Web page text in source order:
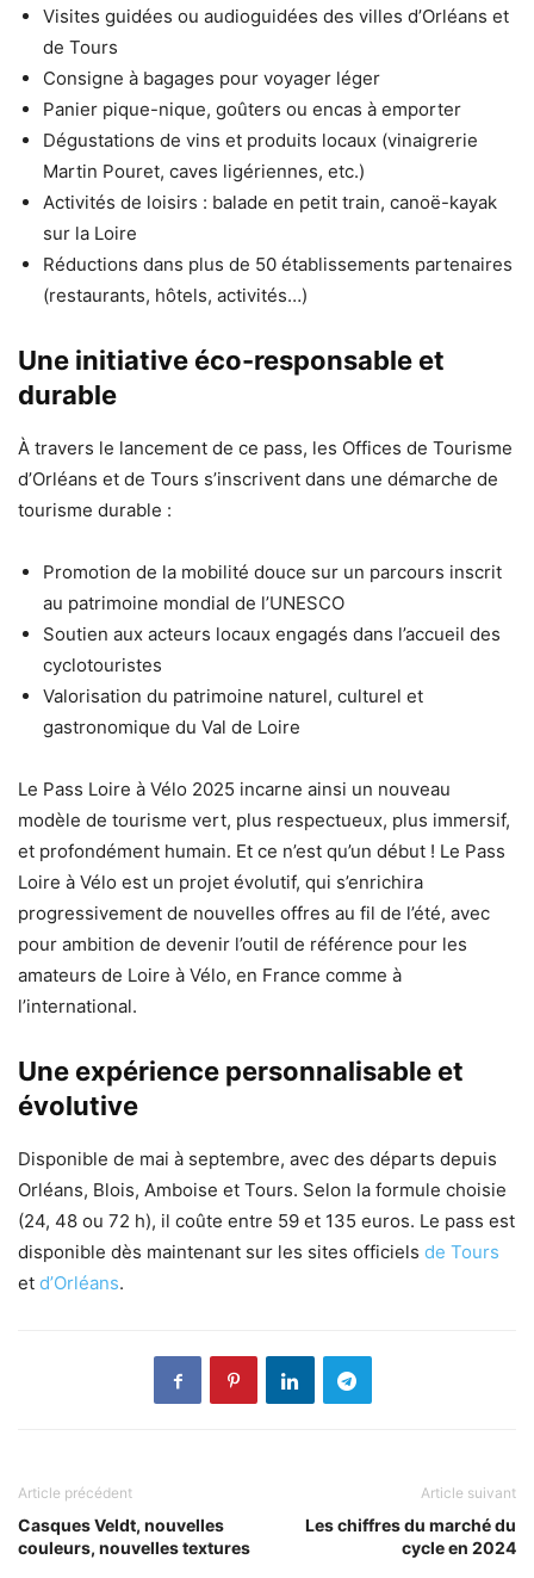
Visites guidées ou audioguidées des villes d’Orléans et
de Tours
Consigne à bagages pour voyager léger
Panier pique-nique, goûters ou encas à emporter
Dégustations de vins et produits locaux (vinaigrerie
Martin Pouret, caves ligériennes, etc.)
Activités de loisirs : balade en petit train, canoë-kayak
sur la Loire
Réductions dans plus de 50 établissements partenaires
(restaurants, hôtels, activités…)
Une initiative éco-responsable et
durable
À travers le lancement de ce pass, les Offices de Tourisme
d’Orléans et de Tours s’inscrivent dans une démarche de
tourisme durable :
Promotion de la mobilité douce sur un parcours inscrit
au patrimoine mondial de l’UNESCO
Soutien aux acteurs locaux engagés dans l’accueil des
cyclotouristes
Valorisation du patrimoine naturel, culturel et
gastronomique du Val de Loire
Le Pass Loire à Vélo 2025 incarne ainsi un nouveau
modèle de tourisme vert, plus respectueux, plus immersif,
et profondément humain. Et ce n’est qu’un début ! Le Pass
Loire à Vélo est un projet évolutif, qui s’enrichira
progressivement de nouvelles offres au fil de l’été, avec
pour ambition de devenir l’outil de référence pour les
amateurs de Loire à Vélo, en France comme à
l’international.
Une expérience personnalisable et
évolutive
Disponible de mai à septembre, avec des départs depuis
Orléans, Blois, Amboise et Tours. Selon la formule choisie
(24, 48 ou 72 h), il coûte entre 59 et 135 euros. Le pass est
disponible dès maintenant sur les sites officiels de Tours
et d’Orléans.
Article précédent
Casques Veldt, nouvelles
couleurs, nouvelles textures
Article suivant
Les chiffres du marché du
cycle en 2024